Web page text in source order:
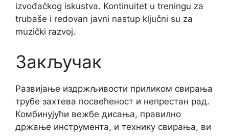
izvođačkog iskustva. Kontinuitet u treningu za
trubaše i redovan javni nastup ključni su za
muzički razvoj.
Закључак
Развијање издржљивости приликом свирања
трубе захтева посвећеност и непрестан рад.
Комбинујући вежбе дисања, правилно
држање инструмента, и технику свирања, ви